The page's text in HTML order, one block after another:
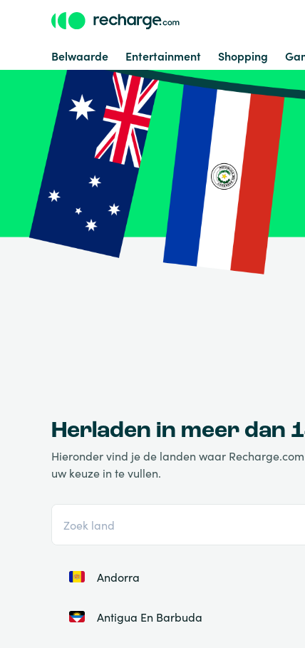
Belwaarde Entertainment Shopping
Herladen in meer dan
Hieronder vind je de landen waar
uw keuze in te vullen.
Andorra
Antigua En Barbuda